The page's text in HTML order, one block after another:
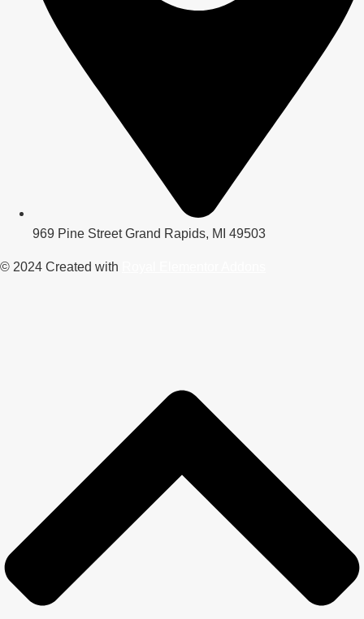
969 Pine Street Grand Rapids, MI 49503
© 2024 Created with